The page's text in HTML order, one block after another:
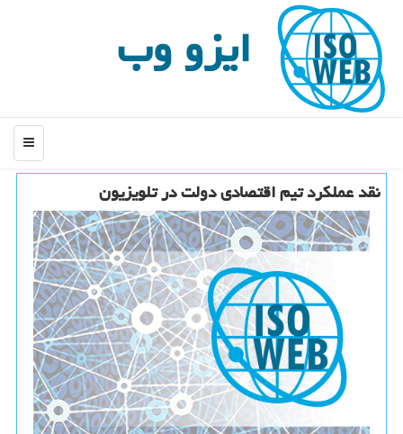
ایزو وب
منو
نقد عملكرد تیم اقتصادی دولت در تلویزیون